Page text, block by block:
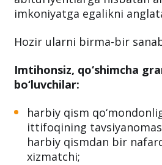
imkoniyatga egalikni
Hozir ularni birma-bir
Imtihonsiz, qo‘shimcha
bo‘luvchilar:
harbiy qism
ittifoqining
harbiy qismdan bir
xizmatchi;